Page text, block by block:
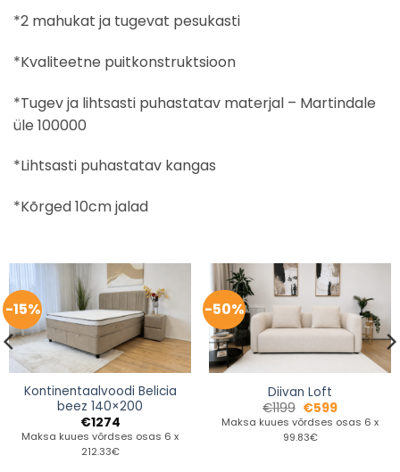
*2 mahukat ja tugevat pesukasti
*Kvaliteetne puitkonstruktsioon
*Tugev ja lihtsasti puhastatav materjal – Martindale
üle 100000
*Lihtsasti puhastatav kangas
*Kõrged 10cm jalad
-15%
Kontinentaalvoodi Belicia
beez 140×200
€1274
Maksa kuues võrdses osas 6 x
212.33€
-50%
Diivan Loft
€1199 €599
Maksa kuues võrdses osas 6 x
99.83€